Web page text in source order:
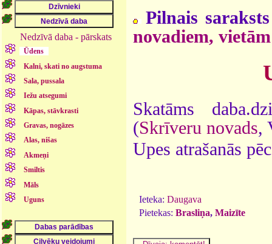
Nedzīvā daba - pārskats
Ūdens
Kalni, skati no augstuma
Sala, pussala
Iežu atsegumi
Kāpas, stāvkrasti
Gravas, nogāzes
Alas, nišas
Akmeņi
Smiltis
Māls
Uguns
Pilnais
novadiem, vietām
Skatāms
(Skrīveru novads,
Upes atrašanās
Ieteka: Daugava
Pietekas: Brasliņa, Maizīte